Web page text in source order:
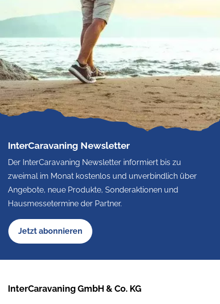
InterCaravaning Newsletter
Der InterCaravaning Newsletter informiert bis zu
zweimal im Monat kostenlos und unverbindlich über
Angebote, neue Produkte, Sonderaktionen und
Hausmessetermine der Partner.
Jetzt abonnieren
InterCaravaning GmbH & Co. KG